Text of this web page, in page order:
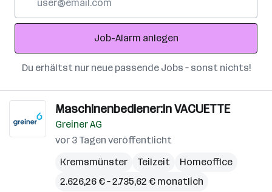
Adresse
Job-Alarm anlegen
Du erhältst nur neue passende Jobs – sonst nichts!
Maschinenbediener:in VACUETTE
Greiner AG
vor 3 Tagen veröffentlicht
Kremsmünster
Teilzeit
Homeoffice
2.626,26 € – 2.735,62 € monatlich